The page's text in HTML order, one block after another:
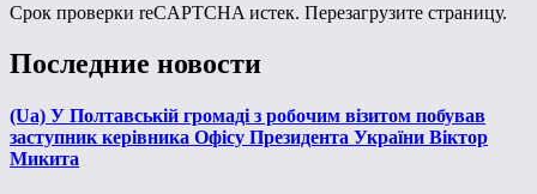
Срок проверки reCAPTCHA истек. Перезагрузите страницу.
Последние новости
(Ua) У Полтавській громаді з робочим візитом побував
заступник керівника Офісу Президента України Віктор
Микита